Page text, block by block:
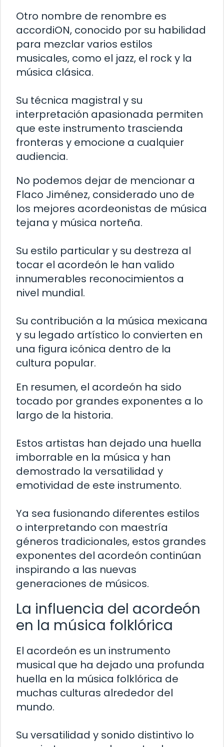
Otro nombre de renombre es
accordiON, conocido por su habilidad
para mezclar varios estilos
musicales, como el jazz, el rock y la
música clásica.
Su técnica magistral y su
interpretación apasionada permiten
que este instrumento trascienda
fronteras y emocione a cualquier
audiencia.
No podemos dejar de mencionar a
Flaco Jiménez, considerado uno de
los mejores acordeonistas de música
tejana y música norteña.
Su estilo particular y su destreza al
tocar el acordeón le han valido
innumerables reconocimientos a
nivel mundial.
Su contribución a la música mexicana
y su legado artístico lo convierten en
una figura icónica dentro de la
cultura popular.
En resumen, el acordeón ha sido
tocado por grandes exponentes a lo
largo de la historia.
Estos artistas han dejado una huella
imborrable en la música y han
demostrado la versatilidad y
emotividad de este instrumento.
Ya sea fusionando diferentes estilos
o interpretando con maestría
géneros tradicionales, estos grandes
exponentes del acordeón continúan
inspirando a las nuevas
generaciones de músicos.
La influencia del acordeón
en la música folklórica
El acordeón es un instrumento
musical que ha dejado una profunda
huella en la música folklórica de
muchas culturas alrededor del
mundo.
Su versatilidad y sonido distintivo lo